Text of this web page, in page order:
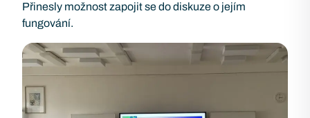
Přinesly možnost zapojit se do diskuze o jejím
fungování.